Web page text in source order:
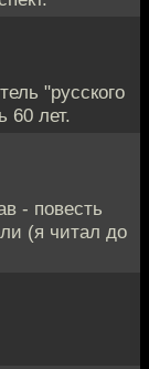
"русского
60 лет.
- повесть
(я читал до